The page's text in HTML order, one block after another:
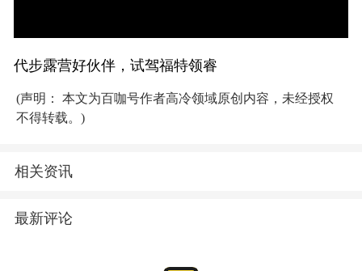
代步露营好伙伴，试驾福特领睿
(声明： 本文为百咖号作者高冷领域原创内容，未经授权
不得转载。)
相关资讯
最新评论